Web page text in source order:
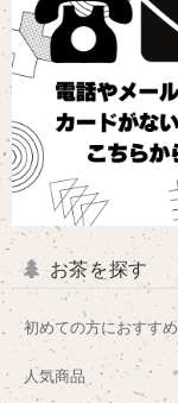
お茶を探す
初めての方におすすめ
人気商品